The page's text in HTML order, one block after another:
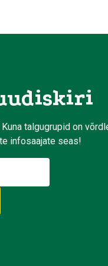
talgugrupid on
infosaajate seas!